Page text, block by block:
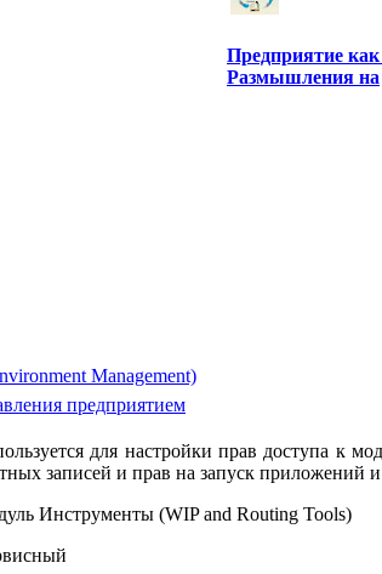
Предприятие
Размышления на
Management)
предприятием
для настройки прав доступа к
записей и прав на запуск приложений
Инструменты (WIP and Routing Tools)